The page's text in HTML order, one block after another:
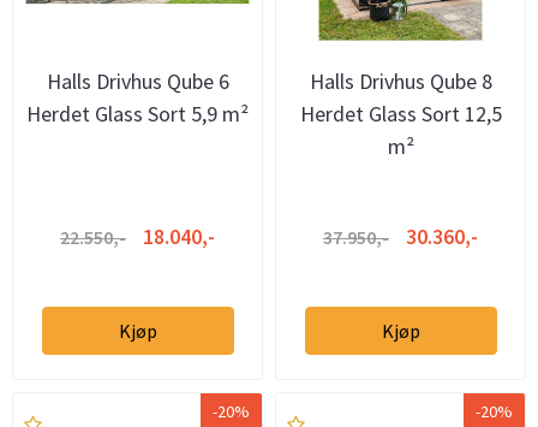
Halls Drivhus Qube 6
Herdet Glass Sort 5,9 m²
22.550,- 18.040,-
Kjøp
Halls Drivhus Qube 8
Herdet Glass Sort 12,5
m²
37.950,- 30.360,-
Kjøp
-20% -20%